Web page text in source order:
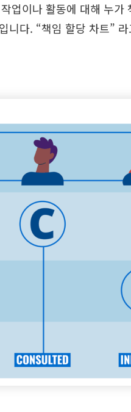
업이나 활동에 대해 누가
니다. “책임 할당 차트”